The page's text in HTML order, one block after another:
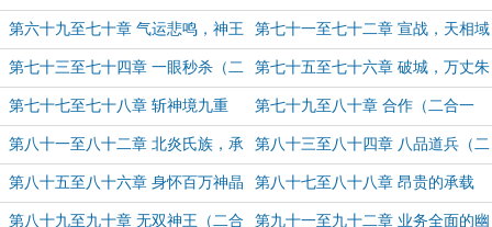
合一，求月票） 啊！（二合一 求月票）
第六十九至七十章 气运悲鸣，神王
震怒（二合一 求月票）
第七十一至七十二章 宣战，天相域
（二合一，求月票）
第七十三至七十四章 一眼秒杀（二
合一 求月票）
第七十五至七十六章 破城，万丈朱
厌（二合一 求月票）
第七十七至七十八章 斩神境九重
（二合一 求月票）
第七十九至八十章 合作（二合一
求月票）
第八十一至八十二章 北炎氏族，承
载物（二合一 求月票）
第八十三至八十四章 八品道兵（二
合一 求月票）
第八十五至八十六章 身怀百万神晶
（二合一 求月票）
第八十七至八十八章 昂贵的承载
物，一万个亘古大陆（二合一 求月
第八十九至九十章 无双神王（二合 第九十一至九十二章 业务全面的幽